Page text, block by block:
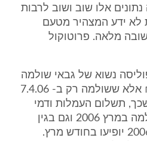
אלו שוב ושוב לרבות
לא ידע המצהיר מטעם
מלאה. פרוטוקול
נשוא של גבאי שולמה
הפרמיה בסך של 3006 ₪ אלא ששולמה רק ב- 7.4.06
מרץ 2006 . משכך, תשלום העמלות ודמי
הגביה בגין הפרמיה ששולמה במרץ 2006 וגם בגין
החודשים ינואר פברואר 2006 יופיעו בחודש מרץ.